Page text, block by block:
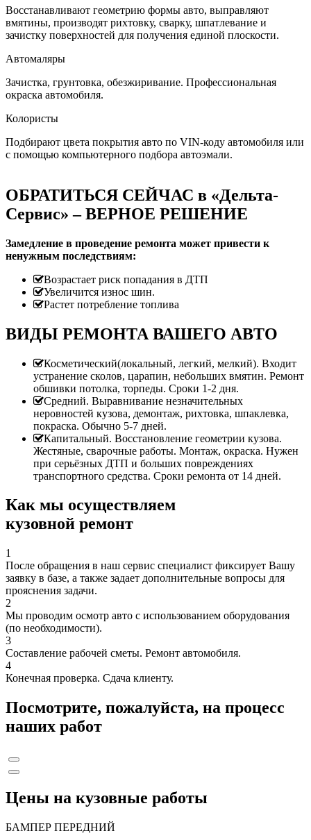
Восстанавливают геометрию формы авто, выправляют
вмятины, производят рихтовку, сварку, шпатлевание и
зачистку поверхностей для получения единой плоскости.
Автомаляры
Зачистка, грунтовка, обезжиривание. Профессиональная
окраска автомобиля.
Колористы
Подбирают цвета покрытия авто по VIN-коду автомобиля или
с помощью компьютерного подбора автоэмали.
ОБРАТИТЬСЯ СЕЙЧАС в «Дельта-
Сервис» – ВЕРНОЕ РЕШЕНИЕ
Замедление в проведение ремонта может привести к
ненужным последствиям:
Возрастает риск попадания в ДТП
Увеличится износ шин.
Растет потребление топлива
ВИДЫ РЕМОНТА ВАШЕГО АВТО
Косметический(локальный, легкий, мелкий). Входит
устранение сколов, царапин, небольших вмятин. Ремонт
обшивки потолка, торпеды. Сроки 1-2 дня.
Средний. Выравнивание незначительных
неровностей кузова, демонтаж, рихтовка, шпаклевка,
покраска. Обычно 5-7 дней.
Капитальный. Восстановление геометрии кузова.
Жестяные, сварочные работы. Монтаж, окраска. Нужен
при серьёзных ДТП и больших повреждениях
транспортного средства. Сроки ремонта от 14 дней.
Как мы осуществляем
кузовной ремонт
1
После обращения в наш сервис специалист фиксирует Вашу
заявку в базе, а также задает дополнительные вопросы для
прояснения задачи.
2
Мы проводим осмотр авто с использованием оборудования
(по необходимости).
3
Составление рабочей сметы. Ремонт автомобиля.
4
Конечная проверка. Сдача клиенту.
Посмотрите, пожалуйста, на процесс
наших работ
Цены на кузовные работы
БАМПЕР ПЕРЕДНИЙ